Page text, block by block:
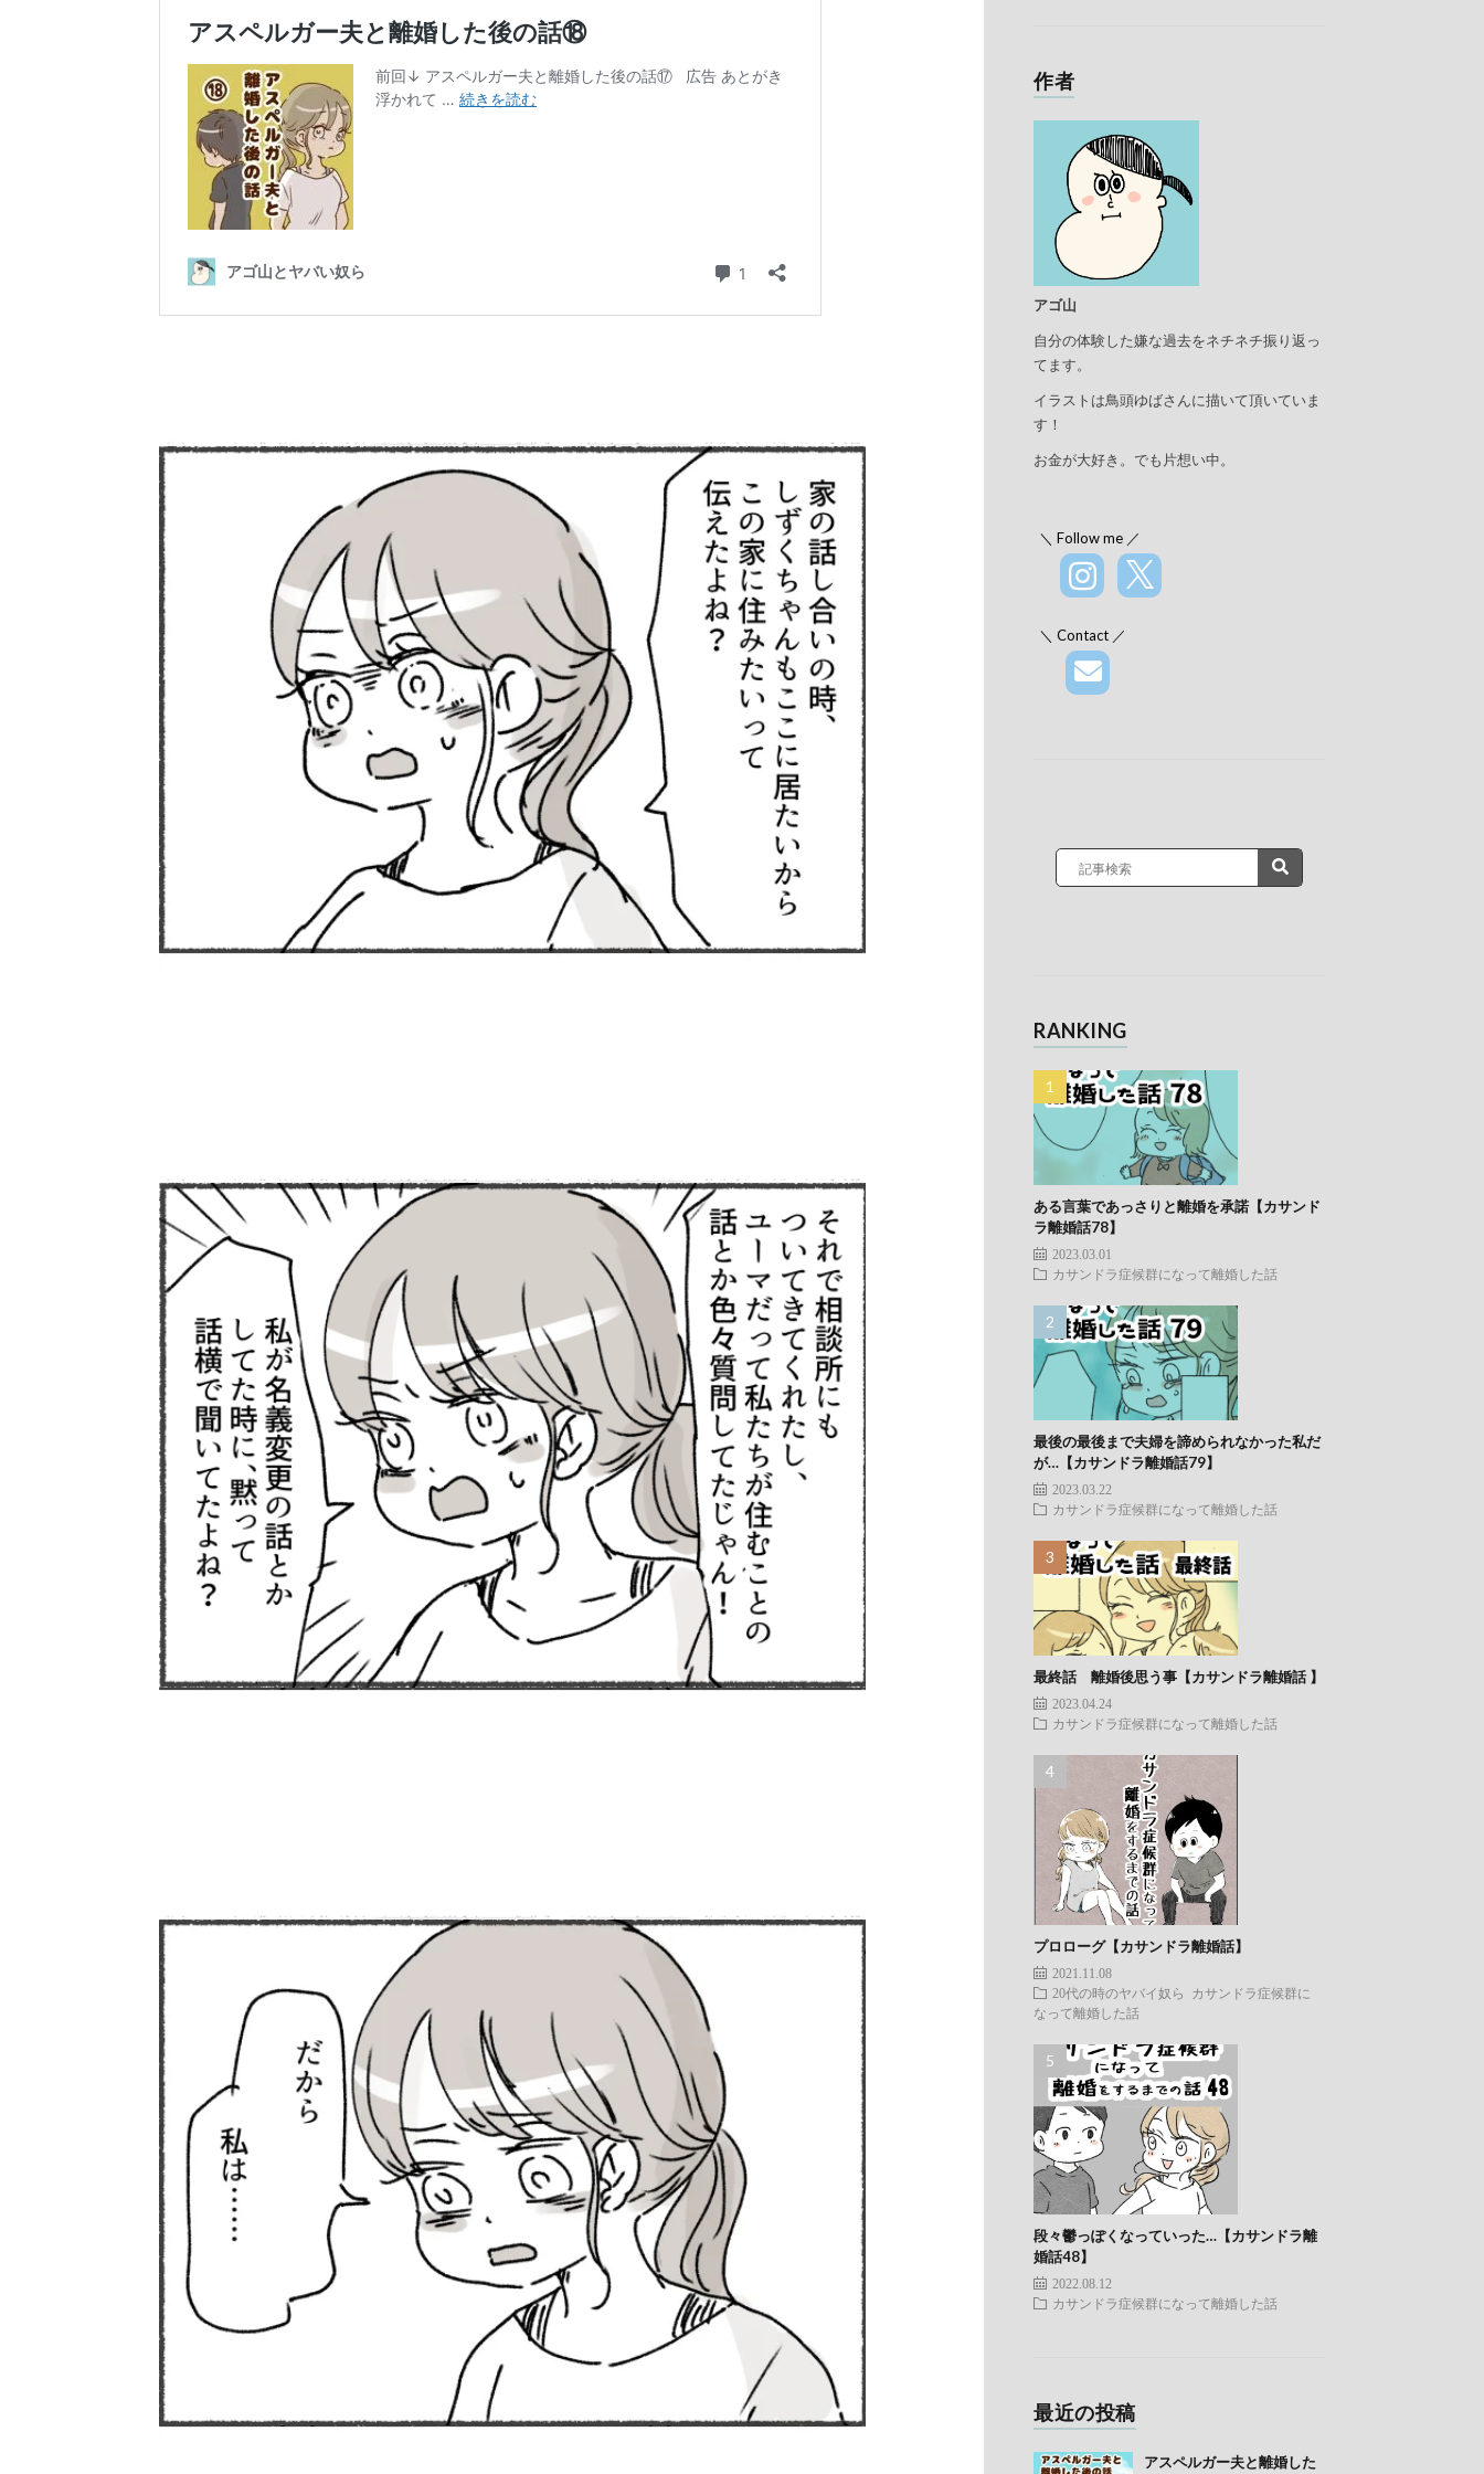
作者
アゴ山
自分の体験した嫌な過去をネチネチ振り返っ
てます。
イラストは鳥頭ゆばさんに描いて頂いていま
す！
お金が大好き。でも片想い中。
＼ Follow me ／
＼ Contact ／
RANKING
ある言葉であっさりと離婚を承諾【カサンド
ラ離婚話78】
2023.03.01
カサンドラ症候群になって離婚した話
最後の最後まで夫婦を諦められなかった私だ
が…【カサンドラ離婚話79】
2023.03.22
カサンドラ症候群になって離婚した話
最終話 離婚後思う事【カサンドラ離婚話 】
2023.04.24
カサンドラ症候群になって離婚した話
プロローグ【カサンドラ離婚話】
2021.11.08
20代の時のヤバイ奴ら
カサンドラ症候群に
なって離婚した話
段々鬱っぽくなっていった…【カサンドラ離
婚話48】
2022.08.12
カサンドラ症候群になって離婚した話
最近の投稿
アスペルガー夫と離婚した